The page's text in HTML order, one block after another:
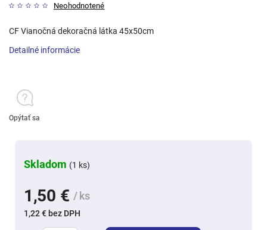
Neohodnotené
1,50 € / ks
1,22 € bez DPH
Skladom (1 ks)
CF Vianočná dekoračná látka 45x50cm
Detailné informácie
Opýtať sa